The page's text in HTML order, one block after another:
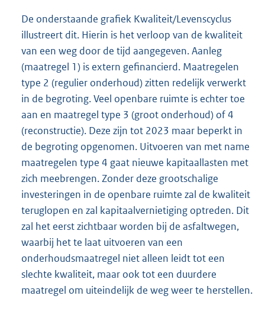
De onderstaande grafiek Kwaliteit/Levenscyclus
illustreert dit. Hierin is het verloop van de kwaliteit
van een weg door de tijd aangegeven. Aanleg
(maatregel 1) is extern gefinancierd. Maatregelen
type 2 (regulier onderhoud) zitten redelijk verwerkt
in de begroting. Veel openbare ruimte is echter toe
aan en maatregel type 3 (groot onderhoud) of 4
(reconstructie). Deze zijn tot 2023 maar beperkt in
de begroting opgenomen. Uitvoeren van met name
maatregelen type 4 gaat nieuwe kapitaallasten met
zich meebrengen. Zonder deze grootschalige
investeringen in de openbare ruimte zal de kwaliteit
teruglopen en zal kapitaalvernietiging optreden. Dit
zal het eerst zichtbaar worden bij de asfaltwegen,
waarbij het te laat uitvoeren van een
onderhoudsmaatregel niet alleen leidt tot een
slechte kwaliteit, maar ook tot een duurdere
maatregel om uiteindelijk de weg weer te herstellen.